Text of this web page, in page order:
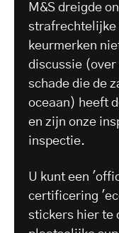
M&S dreigde
strafrechtelijke
keurmerken
discussie
schade die de
oceaan) heeft
en zijn onze
inspectie.
U kunt een
certificering
stickers hier te